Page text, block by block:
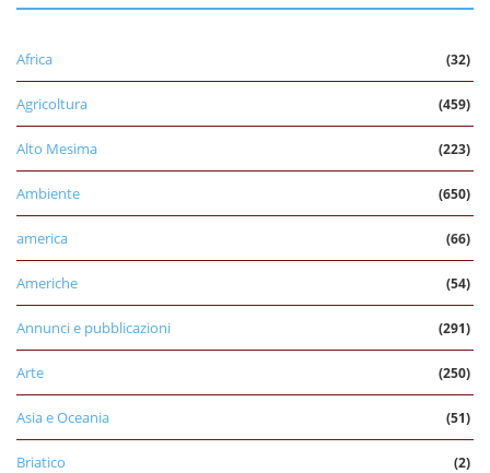
Africa (32)
Agricoltura (459)
Alto Mesima (223)
Ambiente (650)
america (66)
Americhe (54)
Annunci e pubblicazioni (291)
Arte (250)
Asia e Oceania (51)
Briatico (2)